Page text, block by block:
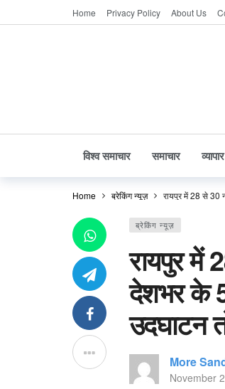
Home Privacy Policy About Us
विश्व समाचार समाचार व्यापार
Home ब्रेकिंग न्यूज़ रायपुर में 28 से 30
ब्रेकिंग न्यूज़
रायपुर में
देशभर के
उदघाटन
More
November